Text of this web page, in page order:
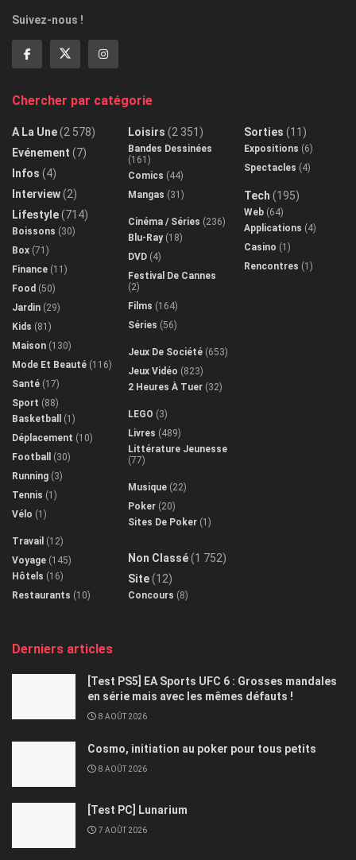
Suivez-nous !
Chercher par catégorie
A La Une(2 578)
Evénement (7)
Infos (4)
Interview(2)
Lifestyle(714)
Boissons (30)
Box (71)
Finance (11)
Food (50)
Jardin (29)
Kids (81)
Maison (130)
Mode Et Beauté (116)
Santé (17)
Sport (88)
Basketball
(1)
Déplacement (10)
Football
(30)
Running (3)
Tennis (1)
Vélo (1)
Travail (12)
Voyage (145)
Hôtels (16)
Restaurants (10)
Loisirs (2 351)
Bandes Dessinées
(161)
Comics (44)
Mangas (31)
Cinéma / Séries (236)
Blu-Ray(18)
DVD (4)
Festival De Cannes
(2)
Films (164)
Séries (56)
Jeux De Société (653)
Jeux Vidéo (823)
2 Heures À Tuer (32)
LEGO (3)
Livres (489)
Littérature Jeunesse
(77)
Musique (22)
Poker (20)
Sites De Poker (1)
Non Classé(1 752)
Site(12)
Concours (8)
Sorties (11)
Expositions (6)
Spectacles (4)
Tech (195)
Web (64)
Applications (4)
Casino (1)
Rencontres (1)
Derniers articles
[Test PS5] EA Sports UFC 6 : Grosses mandales
en série mais avec les mêmes défauts !
8 AOÛT 2026
Cosmo, initiation au poker pour tous petits
8 AOÛT 2026
[Test PC] Lunarium
7 AOÛT 2026